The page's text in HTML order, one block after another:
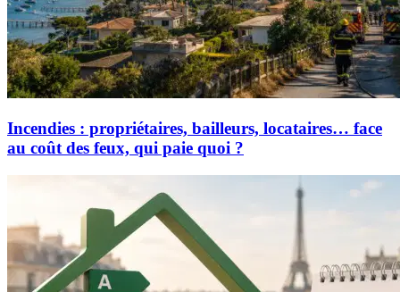
Incendies : propriétaires, bailleurs, locataires… face
au coût des feux, qui paie quoi ?